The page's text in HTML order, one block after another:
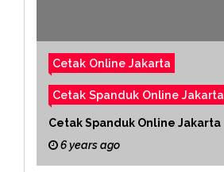
Cetak Online Jakarta
Cetak Spanduk Online Jakarta
Cetak Spanduk Online Jakarta
6 years ago